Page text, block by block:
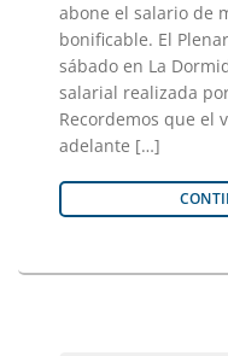
abone el salario de
bonificable. El
sábado en La
salarial realizada
Recordemos que el
adelante […]